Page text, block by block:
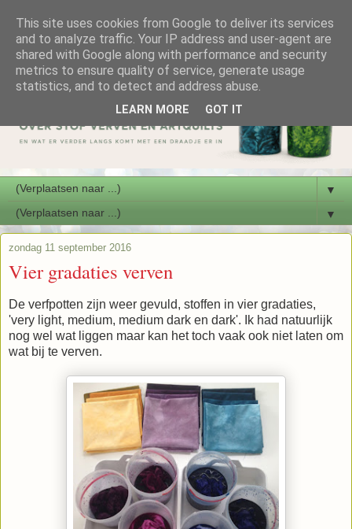
▼
▼
zondag 11 september 2016
Vier gradaties verven
De verfpotten zijn weer gevuld, stoffen in vier gradaties,
'very light, medium, medium dark en dark'. Ik had natuurlijk
nog wel wat liggen maar kan het toch vaak ook niet laten om
wat bij te verven.
This site uses cookies from Google to deliver its services
and to analyze traffic. Your IP address and user-agent are
shared with Google along with performance and security
metrics to ensure quality of service, generate usage
statistics, and to detect and address abuse.
LEARN MORE GOT IT